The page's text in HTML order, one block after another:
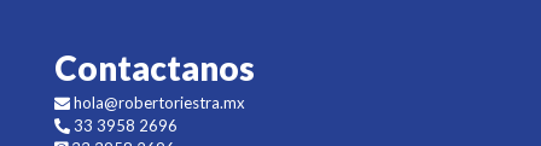
Contactanos
hola@robertoriestra.mx
33 3958 2696